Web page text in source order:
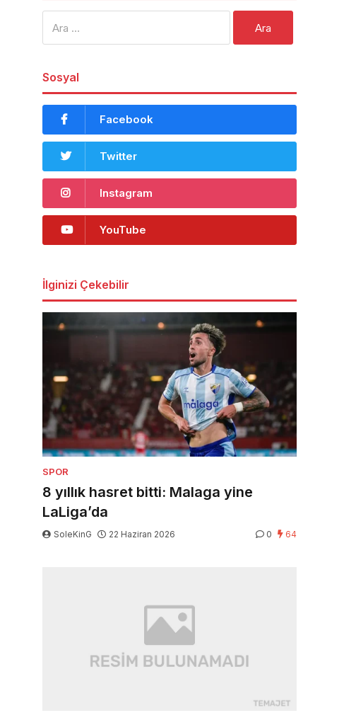
Sosyal
Facebook
Twitter
Instagram
YouTube
İlginizi Çekebilir
SPOR
8 yıllık hasret bitti: Malaga yine
LaLiga’da
SoleKinG 22 Haziran 2026 0 64